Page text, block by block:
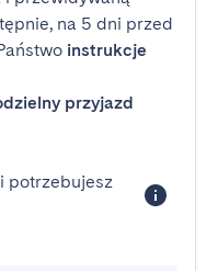
na 5 dni przed
instrukcje
przyjazd
potrzebujesz